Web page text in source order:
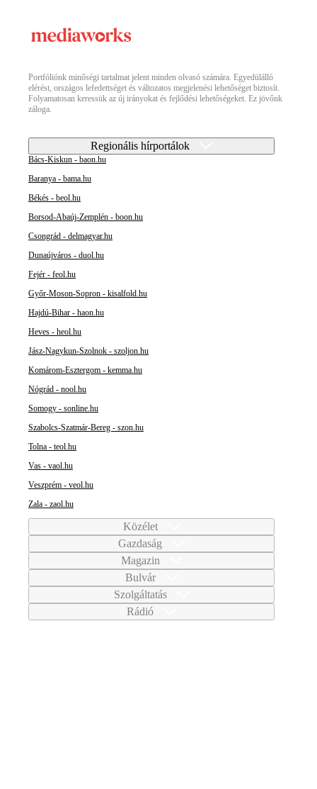
Portfóliónk minőségi tartalmat jelent minden olvasó számára. Egyedülálló
elérést, országos lefedettséget és változatos megjelenési lehetőséget biztosít.
Folyamatosan keressük az új irányokat és fejlődési lehetőségeket. Ez jövőnk
záloga.
Regionális hírportálok
Bács-Kiskun - baon.hu
Baranya - bama.hu
Békés - beol.hu
Borsod-Abaúj-Zemplén - boon.hu
Csongrád - delmagyar.hu
Dunaújváros - duol.hu
Fejér - feol.hu
Győr-Moson-Sopron - kisalfold.hu
Hajdú-Bihar - haon.hu
Heves - heol.hu
Jász-Nagykun-Szolnok - szoljon.hu
Komárom-Esztergom - kemma.hu
Nógrád - nool.hu
Somogy - sonline.hu
Szabolcs-Szatmár-Bereg - szon.hu
Tolna - teol.hu
Vas - vaol.hu
Veszprém - veol.hu
Zala - zaol.hu
Közélet
Gazdaság
Magazin
Bulvár
Szolgáltatás
Rádió